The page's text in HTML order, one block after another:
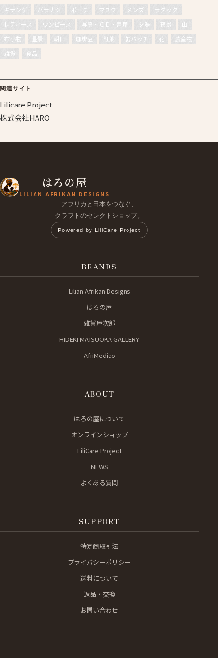
キテンゲ バラナシ ポーチ マスク メンズ
ラダック
レディース
ワンピース 写真・ＣＤ・書籍 夕陽 夜景
山
布小物
星景 朝日 珈琲豆 紅葉 缶バッチ 花
農産物
雑貨
食品
関連サイト
Lilicare Project
株式会社HARO
はろの屋
LILIAN AFRIKAN DESIGNS
アフリカと日本をつなぐ、
クラフトのセレクトショップ。
Powered by LiliCare Project
BRANDS
Lilian Afrikan Designs
はろの屋
雑貨屋次郎
HIDEKI MATSUOKA GALLERY
AfriMedico
ABOUT
はろの屋について
オンラインショップ
LiliCare Project
NEWS
よくある質問
SUPPORT
特定商取引法
プライバシーポリシー
送料について
返品・交換
お問い合わせ